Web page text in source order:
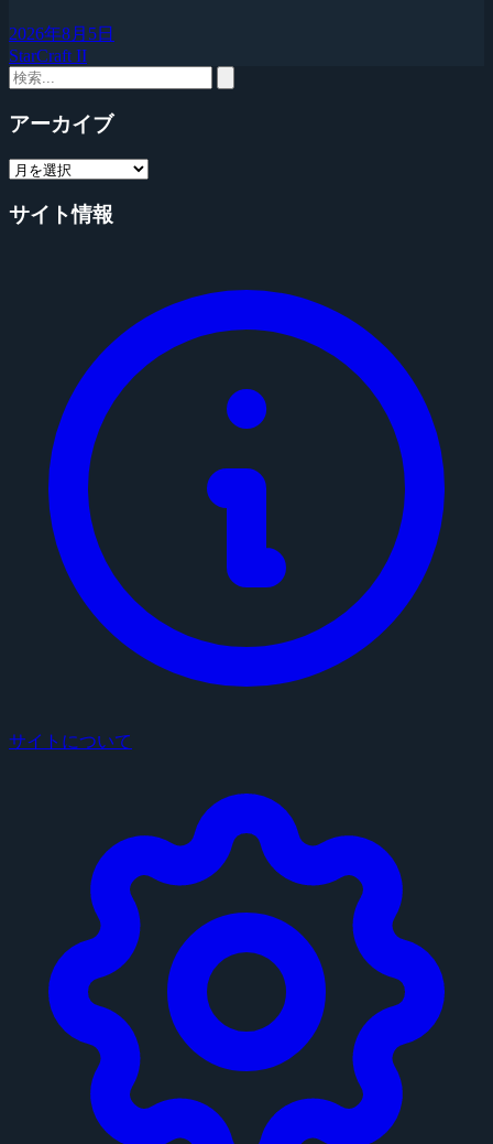
2026年8月5日
StarCraft II
アーカイブ
サイト情報
サイトについて